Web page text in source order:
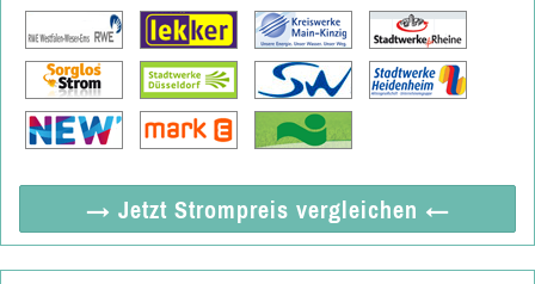
→ Jetzt Strompreis vergleichen ←